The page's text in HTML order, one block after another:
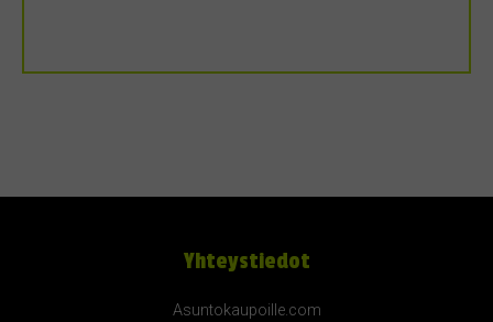
Yhteystiedot
Asuntokaupoille.com